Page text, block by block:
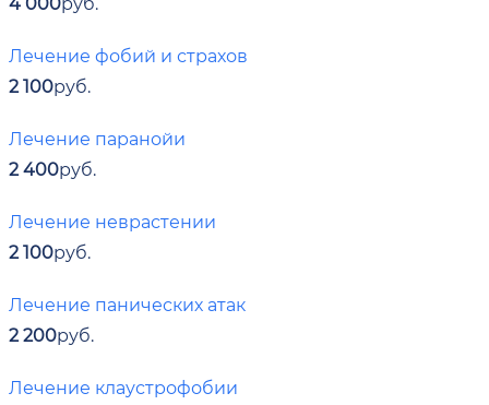
Лечение фобий и страхов
2 100руб.
Лечение паранойи
2 400руб.
Лечение неврастении
2 100руб.
Лечение панических атак
2 200руб.
Лечение клаустрофобии